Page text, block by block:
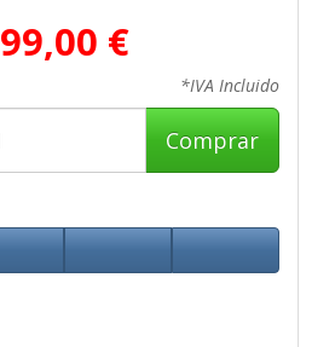
99,00 €
*IVA Incluido
Comprar